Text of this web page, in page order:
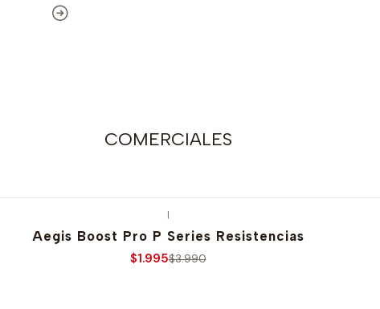
COMERCIALES
|
Aegis Boost Pro P Series Resistencias
$1.995$3.990